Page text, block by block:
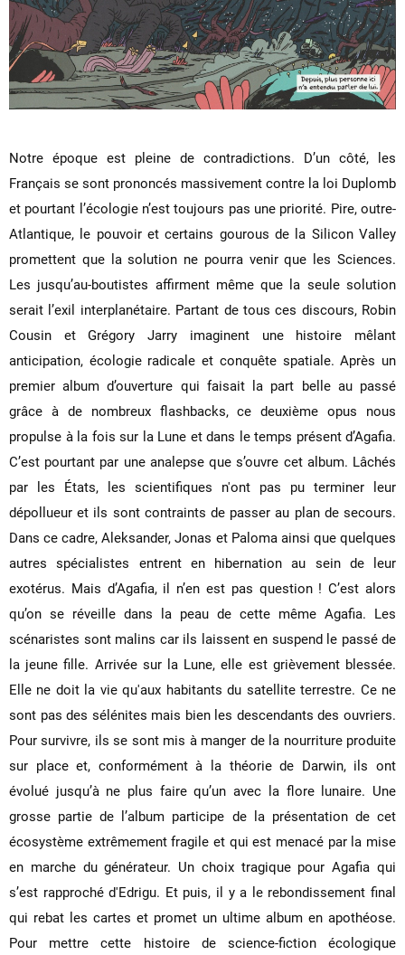
Notre époque est pleine de contradictions. D’un côté, les
Français se sont prononcés massivement contre la loi Duplomb
et pourtant l’écologie n’est toujours pas une priorité. Pire, outre-
Atlantique, le pouvoir et certains gourous de la Silicon Valley
promettent que la solution ne pourra venir que les Sciences.
Les jusqu’au-boutistes affirment même que la seule solution
serait l’exil interplanétaire. Partant de tous ces discours, Robin
Cousin et Grégory Jarry imaginent une histoire mêlant
anticipation, écologie radicale et conquête spatiale. Après un
premier album d’ouverture qui faisait la part belle au passé
grâce à de nombreux flashbacks, ce deuxième opus nous
propulse à la fois sur la Lune et dans le temps présent d’Agafia.
C’est pourtant par une analepse que s’ouvre cet album. Lâchés
par les États, les scientifiques n'ont pas pu terminer leur
dépollueur et ils sont contraints de passer au plan de secours.
Dans ce cadre, Aleksander, Jonas et Paloma ainsi que quelques
autres spécialistes entrent en hibernation au sein de leur
exotérus. Mais d’Agafia, il n’en est pas question ! C’est alors
qu’on se réveille dans la peau de cette même Agafia. Les
scénaristes sont malins car ils laissent en suspend le passé de
la jeune fille. Arrivée sur la Lune, elle est grièvement blessée.
Elle ne doit la vie qu'aux habitants du satellite terrestre. Ce ne
sont pas des sélénites mais bien les descendants des ouvriers.
Pour survivre, ils se sont mis à manger de la nourriture produite
sur place et, conformément à la théorie de Darwin, ils ont
évolué jusqu’à ne plus faire qu’un avec la flore lunaire. Une
grosse partie de l’album participe de la présentation de cet
écosystème extrêmement fragile et qui est menacé par la mise
en marche du générateur. Un choix tragique pour Agafia qui
s’est rapproché d'Edrigu. Et puis, il y a le rebondissement final
qui rebat les cartes et promet un ultime album en apothéose.
Pour mettre cette histoire de science-fiction écologique